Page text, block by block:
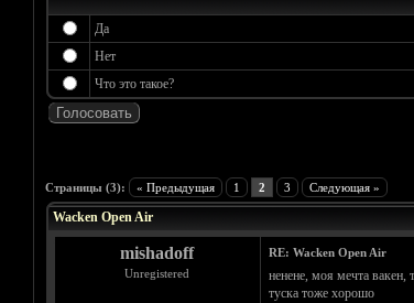
Да
Нет
Что это такое?
Страницы (3): « Предыдущая 1 2 3 Следующая »
Голосов: 1 - Средняя оценка: 5
1
2
3
4
5
Wacken Open Air
mishadoff
Unregistered
RE: Wacken Open Air
ненене, моя мечта вакен,
туска тоже хорошо